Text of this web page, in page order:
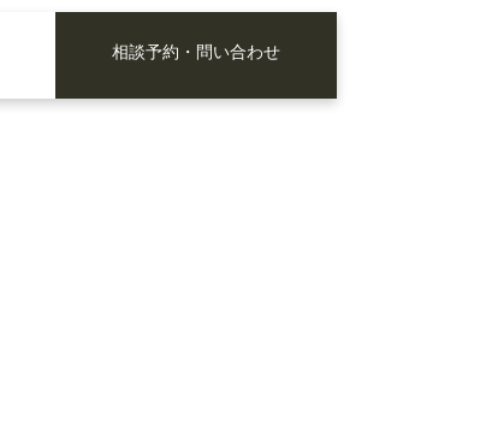
相談予約・問い合わせ